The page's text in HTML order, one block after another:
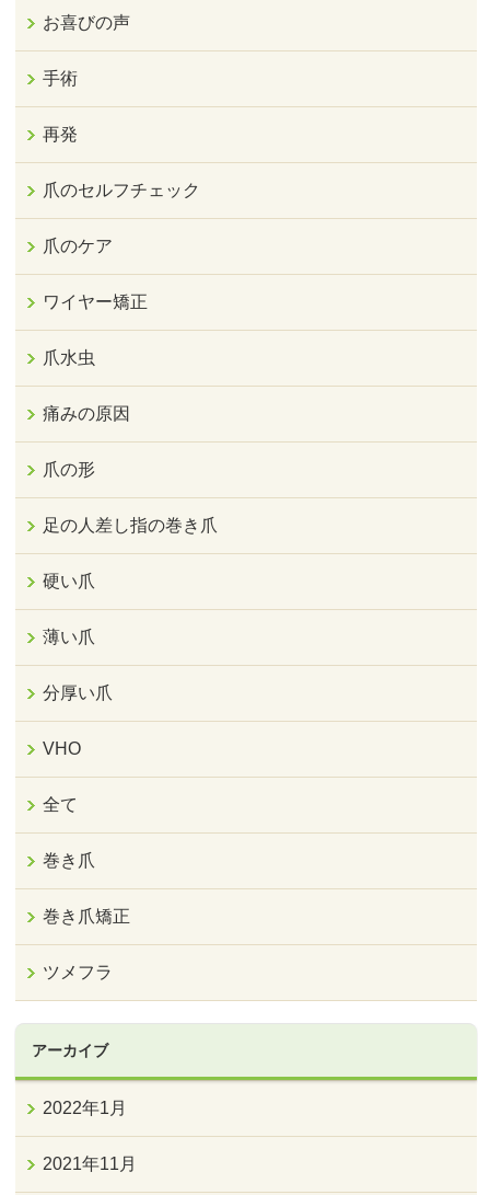
お喜びの声
手術
再発
爪のセルフチェック
爪のケア
ワイヤー矯正
爪水虫
痛みの原因
爪の形
足の人差し指の巻き爪
硬い爪
薄い爪
分厚い爪
VHO
全て
巻き爪
巻き爪矯正
ツメフラ
アーカイブ
2022年1月
2021年11月